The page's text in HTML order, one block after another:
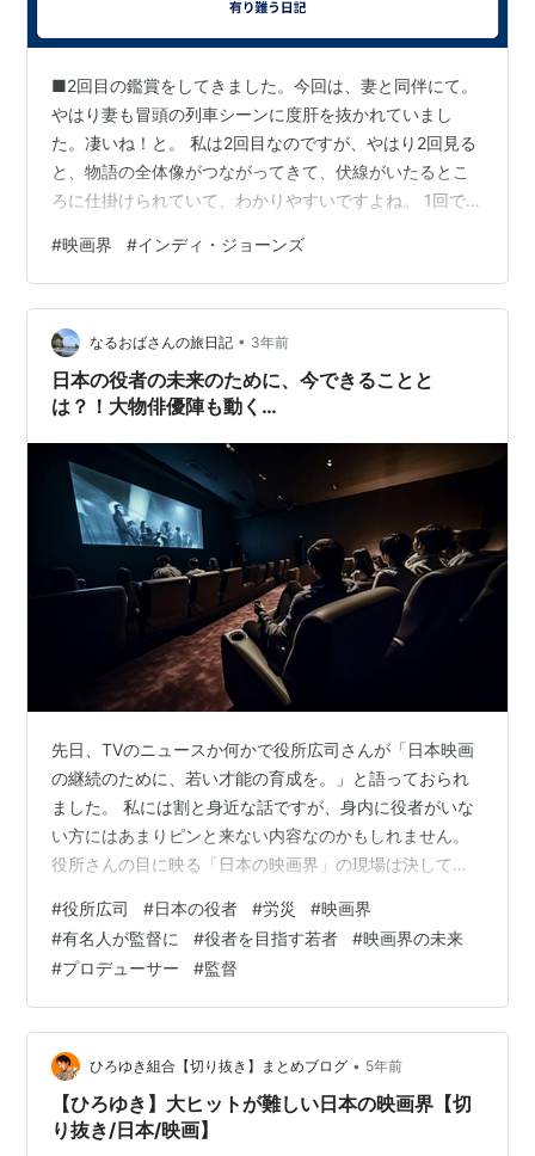
■2回目の鑑賞をしてきました。今回は、妻と同伴にて。
やはり妻も冒頭の列車シーンに度肝を抜かれていまし
た。凄いね！と。 私は2回目なのですが、やはり2回見る
と、物語の全体像がつながってきて、伏線がいたるとこ
ろに仕掛けられていて、わかりやすいですよね。 1回では
複数回見て、映画界にお金を注ぎ込まねばと思っている
ところです。 ＤＶＤやネット鑑賞では、やはり音響を始
め、迫力がまるっきりちがいますからね。 いい映画を複
数回見て、映画界を盛り上げていきたいと思います。映
画に感謝！！
#映画界 #インディ・ジョーンズ
なるおばさんの旅日記 • 3年前
日本の役者の未来のために、今できることと
は？！大物俳優陣も動く…
先日、TVのニュースか何かで役所広司さんが「日本映画
の継続のために、若い才能の育成を。」と語っておられ
ました。 私には割と身近な話ですが、身内に役者がいな
い方にはあまりピンと来ない内容なのかもしれません。
役所さんの目に映る「日本の映画界」の現場は決して恵
https://www.jiji.com/jc/article?
k=2023011000889&g=etm&p=20230110en12&rel=pv
より引用させていただきました 日本の企業には労災があ
りますが、役者が怪我をしても病気になっても保障は一
切ありません。 当然厚生年金もありませんし、何か…
#役所広司 #日本の役者 #労災 #映画界
#有名人が監督に #役者を目指す若者 #映画界の未来
#プロデューサー #監督
ひろゆき組合【切り抜き】まとめブログ • 5年前
【ひろゆき】大ヒットが難しい日本の映画界【切
り抜き/日本/映画】